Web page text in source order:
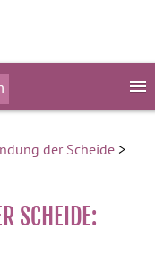
der Scheide >
SCHEIDE: